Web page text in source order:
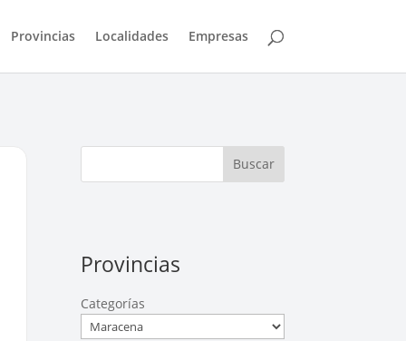
Provincias Localidades Empresas
Buscar
Provincias
Categorías